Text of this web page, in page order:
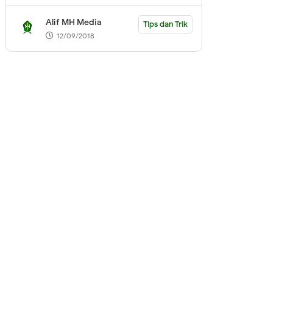
Alif MH Media
12/09/2018
Tips dan Trik